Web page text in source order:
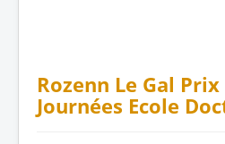
Rozenn Le Gal
Journées Ecole